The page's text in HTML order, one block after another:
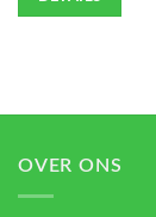
OVER ONS